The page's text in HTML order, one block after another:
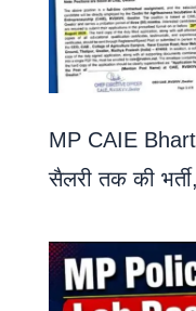
MP CAIE
सैलरी तक की